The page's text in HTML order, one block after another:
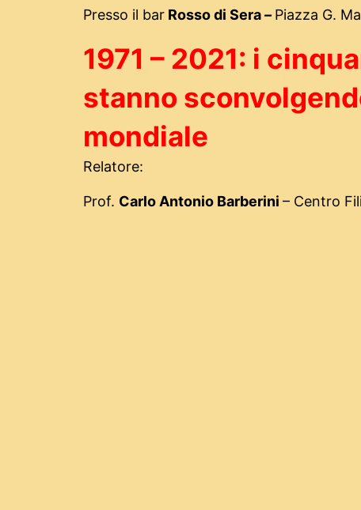
Presso il barRosso di Sera–Piazza G.
1971 – 2021: i
stanno
mondiale
Relatore:
Prof. Carlo Antonio Barberini – Centro